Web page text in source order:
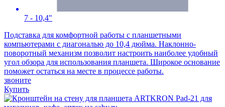
7 - 10,4"
Подставка для комфортной работы с планшетными
компьютерами с диагональю до 10,4 дюйма. Наклонно-
поворотный механизм позволит настроить наиболее удобный
угол обзора для использования планшета. Широкое основание
поможет остаться на месте в процессе работы.
звоните
Купить